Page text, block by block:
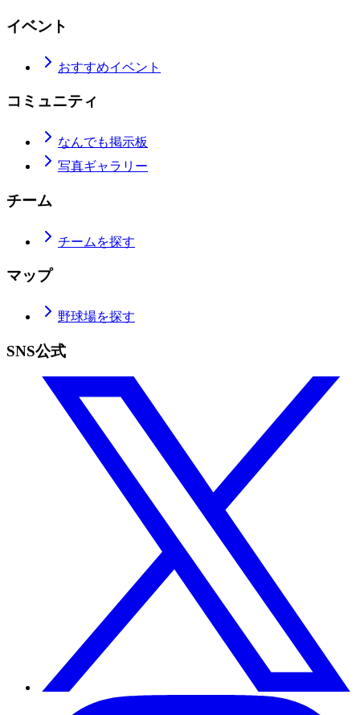
イベント
おすすめイベント
コミュニティ
なんでも掲示板
写真ギャラリー
チーム
チームを探す
マップ
野球場を探す
SNS公式